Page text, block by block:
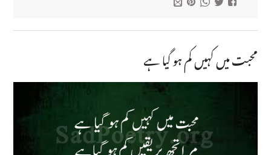
محبت میں کہیں کم ہو گیا ہے